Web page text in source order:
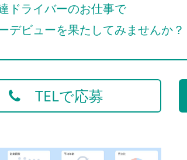
ドライバーのお仕事で
デビューを果たしてみませんか？
TELで応募